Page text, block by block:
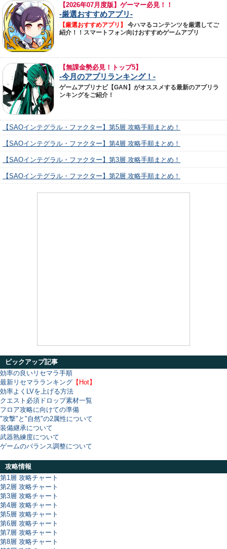
【2026年07月度版】ゲーマー必見！！
-厳選おすすめアプリ-
【厳選おすすめアプリ】
今ハマるコンテンツを厳選してご
紹介！！スマートフォン向けおすすめゲームアプリ
【無課金勢必見！トップ5】
-今月のアプリランキング！-
ゲームアプリナビ【GAN】がオススメする最新のアプリラ
ンキングをご紹介！
【SAOインテグラル・ファクター】第5層 攻略手順まとめ！
【SAOインテグラル・ファクター】第4層 攻略手順まとめ！
【SAOインテグラル・ファクター】第3層 攻略手順まとめ！
【SAOインテグラル・ファクター】第2層 攻略手順まとめ！
ピックアップ記事
効率の良いリセマラ手順
最新リセマラランキング 【Hot】
効率よくLVを上げる方法
クエスト必須ドロップ素材一覧
フロア攻略に向けての準備
"攻撃"と"自然"の2属性について
装備継承について
武器熟練度について
ゲームのバランス調整について
攻略情報
第1層 攻略チャート
第2層 攻略チャート
第3層 攻略チャート
第4層 攻略チャート
第5層 攻略チャート
第6層 攻略チャート
第7層 攻略チャート
第8層 攻略チャート